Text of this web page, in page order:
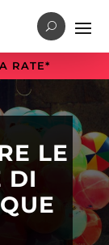
RATE*
LE
DI